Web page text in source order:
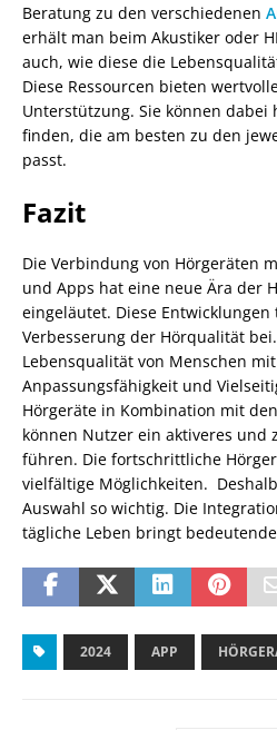
Beratung zu den verschiedenen
erhält man beim Akustiker oder
auch, wie diese die
Diese Ressourcen bieten
Unterstützung. Sie können dabei
finden, die am besten zu den
passt.
Fazit
Die Verbindung von Hörgeräten
und Apps hat eine neue Ära der
eingeläutet. Diese
Verbesserung der Hörqualität
Lebensqualität von Menschen
Anpassungsfähigkeit und
Hörgeräte in Kombination mit
können Nutzer ein aktiveres und
führen. Die fortschrittliche
vielfältige Möglichkeiten.
Auswahl so wichtig. Die
tägliche Leben bringt
2024 APP